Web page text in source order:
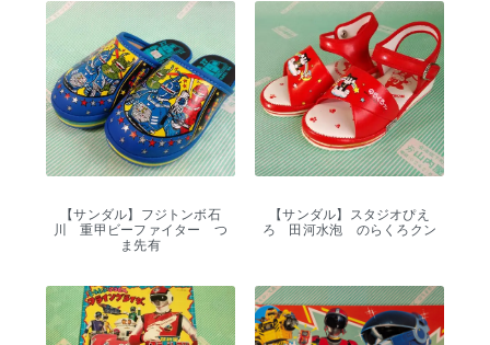
【サンダル】フジトンボ石
川 重甲ビーファイター つ
ま先有
【サンダル】スタジオぴえ
ろ 田河水泡 のらくろクン